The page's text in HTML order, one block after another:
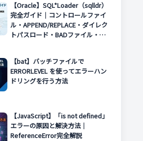
【Oracle】SQL*Loader（sqlldr）
完全ガイド｜コントロールファイ
ル・APPEND/REPLACE・ダイレク
トパスロード・BADファイル・エ
【bat】バッチファイルで
ERRORLEVEL を使ってエラーハン
ドリングを行う方法
【JavaScript】「is not defined」
エラーの原因と解決方法｜
ReferenceError完全解説